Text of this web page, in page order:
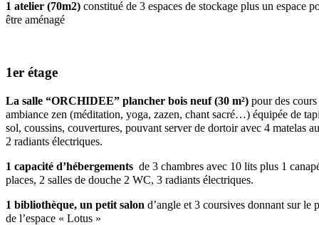
1 atelier (70m2) constitué de 3 espaces de stockage plus un espace
être aménagé
1er étage
La salle “ORCHIDEE” plancher bois neuf (30 m²) pour des cours
ambiance zen (méditation, yoga, zazen, chant sacré…) équipée de
sol, coussins, couvertures, pouvant server de dortoir avec 4 matelas
2 radiants électriques.
1 capacité d’hébergements de 3 chambres avec 10 lits plus 1
places, 2 salles de douche 2 WC, 3 radiants électriques.
1 bibliothèque, un petit salon d’angle et 3 coursives donnant sur le
de l’espace « Lotus »